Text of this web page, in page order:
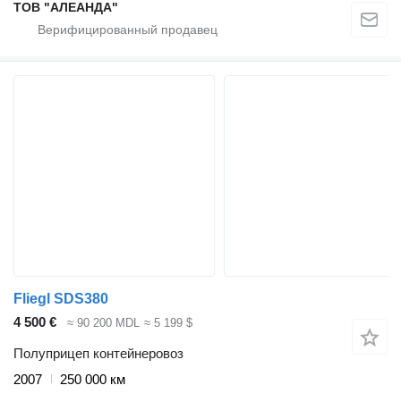
ТОВ "АЛЕАНДА"
Fliegl SDS380
4 500 €
≈ 90 200 MDL ≈ 5 199 $
Полуприцеп контейнеровоз
2007
250 000 км